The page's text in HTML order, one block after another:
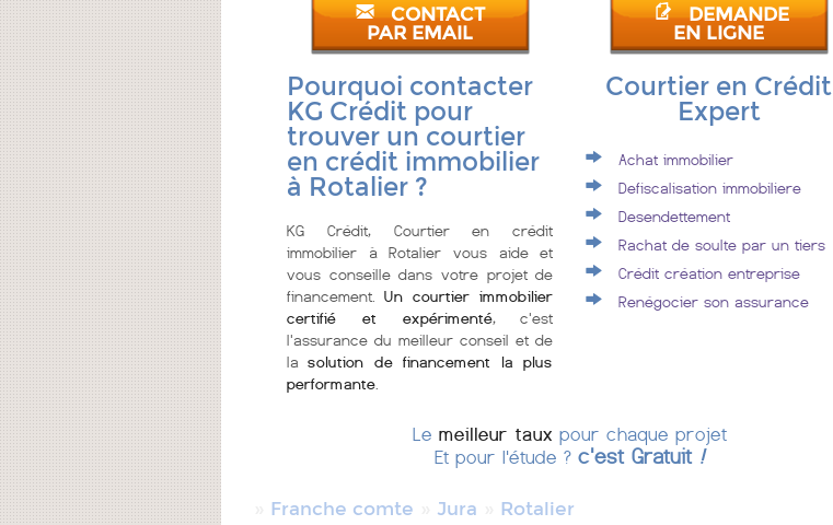
CONTACT
PAR EMAIL
DEMANDE
EN LIGNE
Pourquoi contacter
KG Crédit pour
trouver un courtier
en crédit immobilier
à Rotalier ?
KG Crédit, Courtier en crédit
immobilier à Rotalier vous aide et
vous conseille dans votre projet de
financement.Un courtier immobilier
certifié et expérimenté, c'est
l'assurance du meilleur conseil et de
lasolution de financement la plus
performante
Courtier en Crédit
Expert
Achat immobilier
Defiscalisation immobiliere
Desendettement
Rachat de soulte par un tiers
Crédit création entreprise
Renégocier son assurance
Le meilleur taux pour chaque projet
Et pour l'étude ?c'est Gratuit !
Franche comte Jura Rotalier